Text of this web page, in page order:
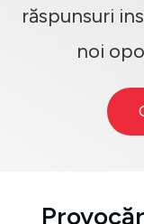
răspunsuri
noi